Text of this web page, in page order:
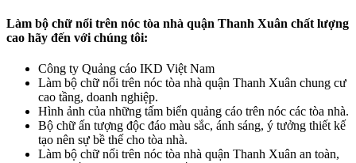
Làm bộ chữ nổi trên nóc tòa nhà quận Thanh Xuân chất lượng
cao hãy đến với chúng tôi:
Công ty Quảng cáo IKD Việt Nam
Làm bộ chữ nổi trên nóc tòa nhà quận Thanh Xuân chung cư
cao tầng, doanh nghiệp.
Hình ảnh của những tấm biển quảng cáo trên nóc các tòa nhà.
Bộ chữ ấn tượng độc đáo màu sắc, ánh sáng, ý tưởng thiết kế
tạo nên sự bề thế cho tòa nhà.
Làm bộ chữ nổi trên nóc tòa nhà quận Thanh Xuân an toàn,